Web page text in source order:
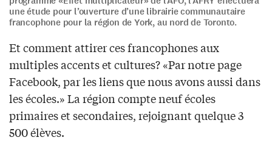
une étude pour l’ouverture d’une librairie communautaire
francophone pour la région de York, au nord de Toronto.
Et comment attirer ces francophones aux
multiples accents et cultures? «Par notre page
Facebook, par les liens que nous avons aussi dans
les écoles.» La région compte neuf écoles
primaires et secondaires, rejoignant quelque 3
500 élèves.